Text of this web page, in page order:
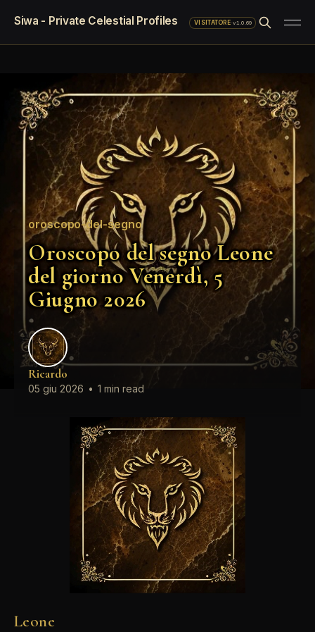
Siwa - Private Celestial Profiles VISITATORE·v1.0.69
oroscopo-del-segno
Oroscopo del segno Leone
del giorno Venerdì, 5
Giugno 2026
Ricardo
05 giu 2026 • 1 min read
Leone